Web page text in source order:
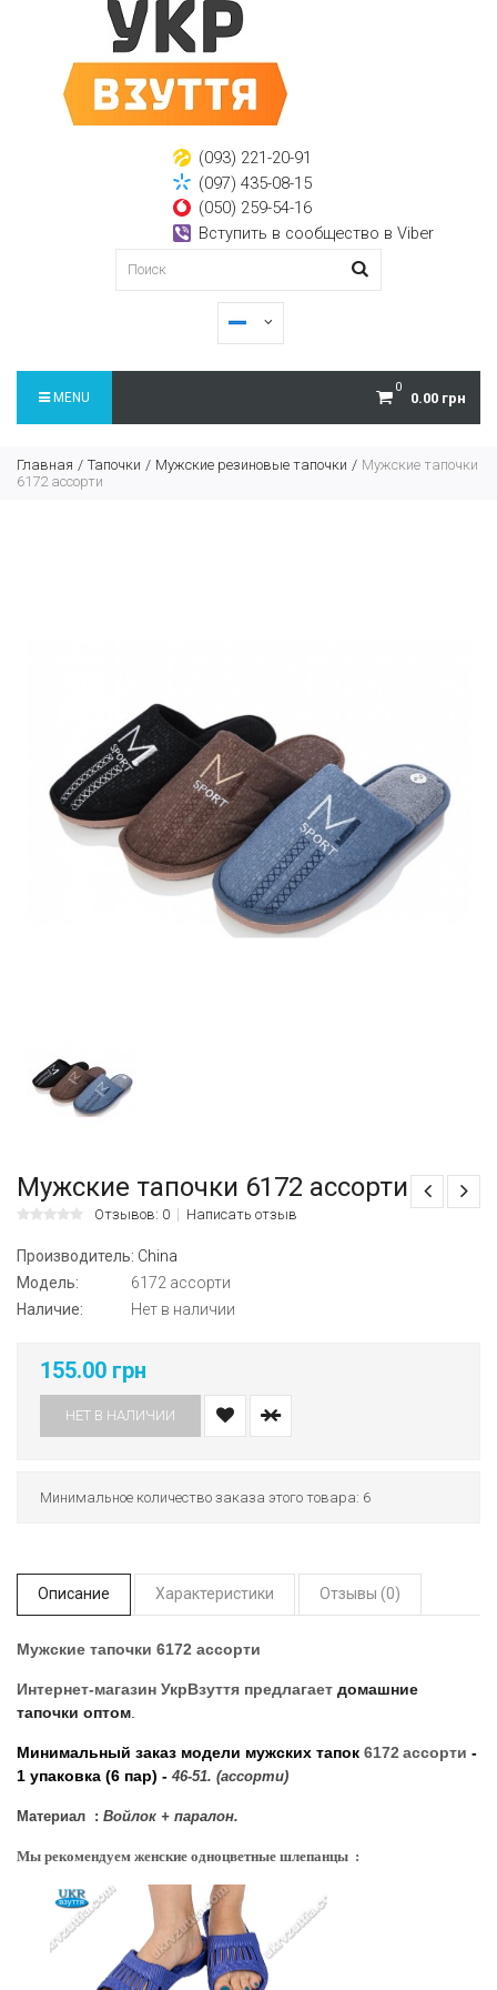
(093) 221-20-91
(097) 435-08-15
(050) 259-54-16
Вступить в сообщество в Viber
0
0.00 грн
MENU
Главная Тапочки Мужские резиновые тапочки
Мужские тапочки
6172 ассорти
Мужские тапочки 6172 ассорти
Отзывов: 0 Написать отзыв
Производитель: China
Модель:
6172 ассорти
Наличие:
Нет в наличии
155.00 грн
НЕТ В НАЛИЧИИ
Минимальное количество заказа этого товара: 6
Описание Характеристики Отзывы (0)
Мужские тапочки 6172 ассорти
Интернет-магазин УкрВзуття предлагает домашние
тапочки оптом
Минимальный заказ модели мужских тапок 6172 ассорти -
1 упаковка (6 пар) - 46-51. (ассорти)
Материал : Войлок + паралон.
Мы рекомендуем женские одноцветные шлепанцы :